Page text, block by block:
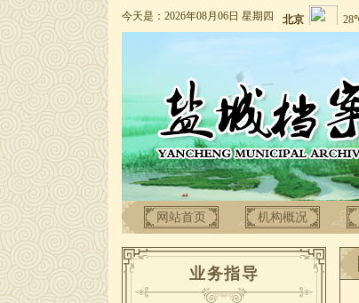
今天是：2026年08月06日 星期四
网站首页 机构概况
业务指导